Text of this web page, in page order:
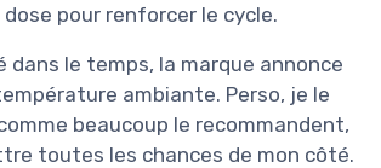
pour renforcer le cycle.
dans le temps, la marque annonce
ambiante. Perso, je le
beaucoup le recommandent,
toutes les chances de mon côté.